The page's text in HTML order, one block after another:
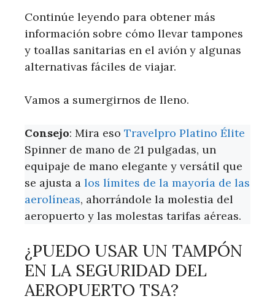
Continúe leyendo para obtener más
información sobre cómo llevar tampones
y toallas sanitarias en el avión y algunas
alternativas fáciles de viajar.
Vamos a sumergirnos de lleno.
Consejo: Mira eso Travelpro Platino Élite
Spinner de mano de 21 pulgadas, un
equipaje de mano elegante y versátil que
se ajusta a los límites de la mayoría de las
aerolíneas, ahorrándole la molestia del
aeropuerto y las molestas tarifas aéreas.
¿PUEDO USAR UN TAMPÓN
EN LA SEGURIDAD DEL
AEROPUERTO TSA?